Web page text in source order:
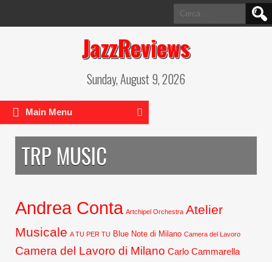
Ricerca
per:
JazzReviews
Sunday, August 9, 2026
Main Menu
TRP MUSIC
Andrea Conta Artchipel Orchestra Atelier
Musicale A TU PER TU Blue Note di Milano Camera del Lavoro
Camera del Lavoro di Milano Carlo Cammarella